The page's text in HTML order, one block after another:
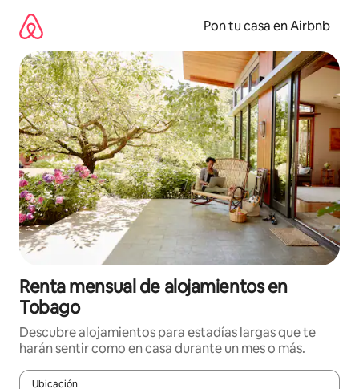
contenido
Pon tu casa en Airbnb
Renta mensual de alojamientos en
Tobago
Descubre alojamientos para estadías largas que te
harán sentir como en casa durante un mes o más.
Ubicación